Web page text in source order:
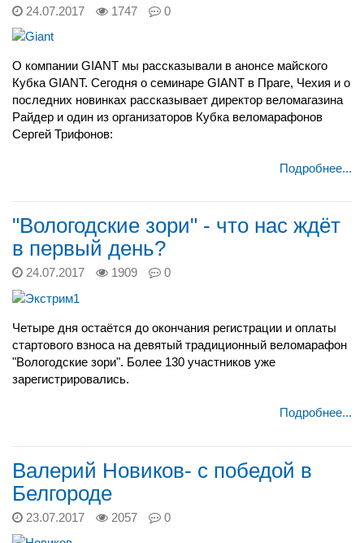
24.07.2017 1747 0
О компании GIANT мы рассказывали в анонсе майского
Кубка GIANT. Сегодня о семинаре GIANT в Праге, Чехия и о
последних новинках рассказывает директор веломагазина
Райдер и один из организаторов Кубка веломарафонов
Сергей Трифонов:
Подробнее...
"Вологодские зори" - что нас ждёт
в первый день?
24.07.2017 1909 0
Четыре дня остаётся до окончания регистрации и оплаты
стартового взноса на девятый традиционный веломарафон
"Вологодские зори". Более 130 участников уже
зарегистрировались.
Подробнее...
Валерий Новиков- с победой в
Белгороде
23.07.2017 2057 0